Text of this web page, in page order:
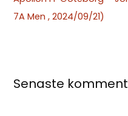
7A Men , 2024/09/21)
Senaste